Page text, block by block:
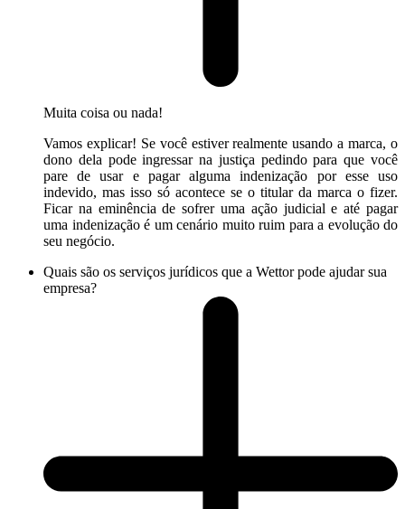
Muita coisa ou nada!
Vamos explicar! Se você estiver realmente usando a marca, o
dono dela pode ingressar na justiça pedindo para que você
pare de usar e pagar alguma indenização por esse uso
indevido, mas isso só acontece se o titular da marca o fizer.
Ficar na eminência de sofrer uma ação judicial e até pagar
uma indenização é um cenário muito ruim para a evolução do
seu negócio.
Quais são os serviços jurídicos que a Wettor pode ajudar sua
empresa?